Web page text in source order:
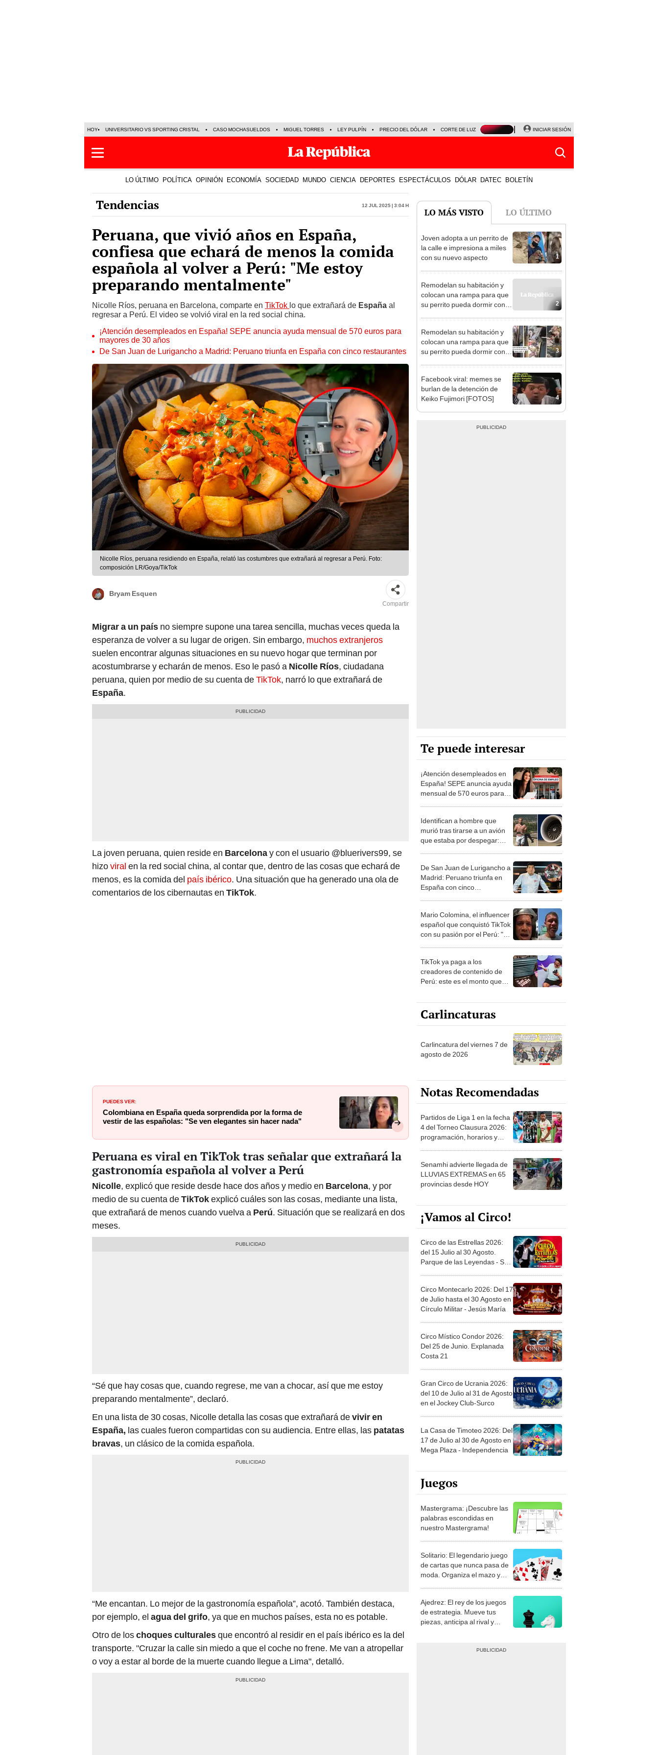
HOY UNIVERSITARIO VS SPORTING CRISTAL CASO MOCHASUELDOS MIGUEL TORRES LEY PULPÍN PRECIO DEL DÓLAR CORTE DE LUZ VIERNES 7 DE AGOSTO ALBERTO BENAVIDES
INICIAR SESIÓN
LO ÚLTIMO POLÍTICA OPINIÓN ECONOMÍA SOCIEDAD MUNDO CIENCIA DEPORTES ESPECTÁCULOS DÓLAR DATEC BOLETÍN
Tendencias 12 Jul 2025 | 3:04 h
Peruana, que vivió años en España,
confiesa que echará de menos la comida
española al volver a Perú: "Me estoy
preparando mentalmente"
Nicolle Ríos, peruana en Barcelona, comparte en TikTok lo que extrañará de España al
regresar a Perú. El video se volvió viral en la red social china.
¡Atención desempleados en España! SEPE anuncia ayuda mensual de 570 euros para
mayores de 30 años
De San Juan de Lurigancho a Madrid: Peruano triunfa en España con cinco restaurantes
Nicolle Ríos, peruana residiendo en España, relató las costumbres que extrañará al regresar a Perú. Foto:
composición LR/Goya/TikTok
Bryam Esquen
Compartir
Migrar a un país no siempre supone una tarea sencilla, muchas veces queda la
esperanza de volver a su lugar de origen. Sin embargo, muchos extranjeros
suelen encontrar algunas situaciones en su nuevo hogar que terminan por
acostumbrarse y echarán de menos. Eso le pasó a Nicolle Ríos, ciudadana
peruana, quien por medio de su cuenta deTikTok, narró lo que extrañará de
España.
La joven peruana, quien reside en Barcelonay con el usuario @bluerivers99, se
hizoviral en la red social china, al contar que, dentro de las cosas que echará de
menos, es la comida del país ibérico. Una situación que ha generado una ola de
comentarios de los cibernautas en TikTok.
PUEDES VER:
Colombiana en España queda sorprendida por la forma de
vestir de las españolas: "Se ven elegantes sin hacer nada"
Peruana es viral en TikTok tras señalar que extrañará la
gastronomía española al volver a Perú
Nicolle, explicó que reside desde hace dos años y medio en Barcelona, y por
medio de su cuenta deTikTokexplicó cuáles son las cosas, mediante una lista,
que extrañará de menos cuando vuelva a Perú. Situación que se realizará en dos
meses.
“Sé que hay cosas que, cuando regrese, me van a chocar, así que me estoy
preparando mentalmente”, declaró.
En una lista de 30 cosas, Nicolle detalla las cosas que extrañará devivir en
España, las cuales fueron compartidas con su audiencia. Entre ellas, las patatas
bravas, un clásico de la comida española.
“Me encantan. Lo mejor de la gastronomía española”, acotó. También destaca,
por ejemplo, el agua del grifo, ya que en muchos países, esta no es potable.
Otro de loschoques culturalesque encontró al residir en el país ibérico es la del
transporte. "Cruzar la calle sin miedo a que el coche no frene. Me van a atropellar
o voy a estar al borde de la muerte cuando llegue a Lima", detalló.
LO MÁS VISTO LO ÚLTIMO
1
Joven adopta a un perrito de
la calle e impresiona a miles
con su nuevo aspecto
2
Remodelan su habitación y
colocan una rampa para que
su perrito pueda dormir con
3
Remodelan su habitación y
colocan una rampa para que
su perrito pueda dormir con
4
Facebook viral: memes se
burlan de la detención de
Keiko Fujimori [FOTOS]
Te puede interesar
¡Atención desempleados en
España! SEPE anuncia ayuda
mensual de 570 euros para
Identifican a hombre que
murió tras tirarse a un avión
que estaba por despegar:
De San Juan de Lurigancho a
Madrid: Peruano triunfa en
España con cinco
Mario Colomina, el influencer
español que conquistó TikTok
con su pasión por el Perú: "Mi
TikTok ya paga a los
creadores de contenido de
Perú: este es el monto que
1.000 vistas
Carlincaturas
Carlincatura del viernes 7 de
agosto de 2026
Notas Recomendadas
Partidos de Liga 1 en la fecha
4 del Torneo Clausura 2026:
programación, horarios y
Senamhi advierte llegada de
LLUVIAS EXTREMAS en 65
provincias desde HOY
¡Vamos al Circo!
Circo de las Estrellas 2026:
del 15 Julio al 30 Agosto.
Parque de las Leyendas - San
Circo Montecarlo 2026: Del 17
de Julio hasta el 30 Agosto en
Círculo Militar - Jesús María
Circo Místico Condor 2026:
Del 25 de Junio. Explanada
Costa 21
Gran Circo de Ucrania 2026:
del 10 de Julio al 31 de Agosto
en el Jockey Club-Surco
La Casa de Timoteo 2026: Del
17 de Julio al 30 de Agosto en
Mega Plaza - Independencia
Juegos
Mastergrama: ¡Descubre las
palabras escondidas en
nuestro Mastergrama!
Solitario: El legendario juego
de cartas que nunca pasa de
moda. Organiza el mazo y
Ajedrez: El rey de los juegos
de estrategia. Mueve tus
piezas, anticipa al rival y